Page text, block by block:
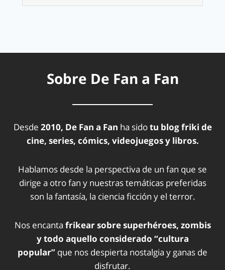
Sobre De Fan a Fan
Desde 2010, De Fan a Fan ha sidotu blog friki de
cine, series, cómics, videojuegos y libros.
Hablamos desde la perspectiva de un fan que se
dirige a otro fan y nuestras temáticas preferidas
son la fantasía, la ciencia ficción y el terror.
Nos encanta frikear sobre superhéroes, zombis
y todo aquello considerado “cultura
popular” que nos despierta nostalgia y ganas de
disfrutar.